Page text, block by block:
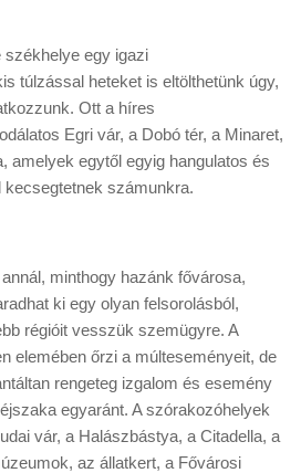
székhelye egy igazi
túlzással heteket is eltölthetünk úgy,
Ott a híres
Egri vár, a Dobó tér, a Minaret,
amelyek egytől egyig hangulatos és
számunkra.
minthogy hazánk fővárosa,
ki egy olyan felsorolásból,
régióit vesszük szemügyre. A
elemében őrzi a múlteseményeit, de
rengeteg izgalom és esemény
egyaránt. A szórakozóhelyek
vár, a Halászbástya, a Citadella, a
az állatkert, a Fővárosi